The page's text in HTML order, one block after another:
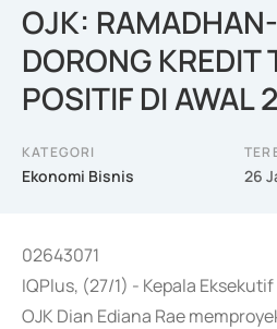
OJK:
DORONG KREDIT
POSITIF DI AWAL
KATEGORI
Ekonomi Bisnis 26
02643071
IQPlus, (27/1) - Kepala
OJK Dian Ediana Rae